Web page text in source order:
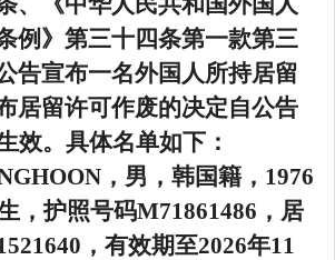
例》第三十四条第一款第三
告宣布一名外国人所持居留
居留许可作废的决定自公告
效。具体名单如下：
，男，韩国籍，1976
，护照号码M71861486，居
，有效期至2026年11